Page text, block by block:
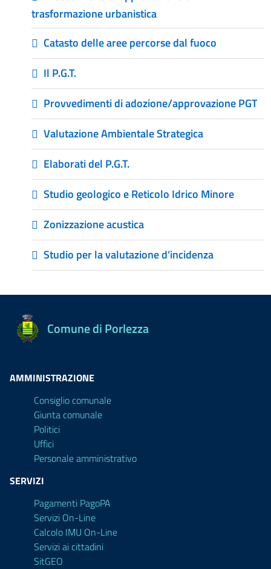
trasformazione urbanistica
Catasto delle aree percorse dal fuoco
Il P.G.T.
Provvedimenti di adozione/approvazione PGT
Valutazione Ambientale Strategica
Elaborati del P.G.T.
Studio geologico e Reticolo Idrico Minore
Zonizzazione acustica
Studio per la valutazione d’incidenza
Comune di Porlezza
AMMINISTRAZIONE
Consiglio comunale
Giunta comunale
Politici
Uffici
Personale amministrativo
SERVIZI
Pagamenti PagoPA
Servizi On-Line
Calcolo IMU On-Line
Servizi ai cittadini
SitGEO